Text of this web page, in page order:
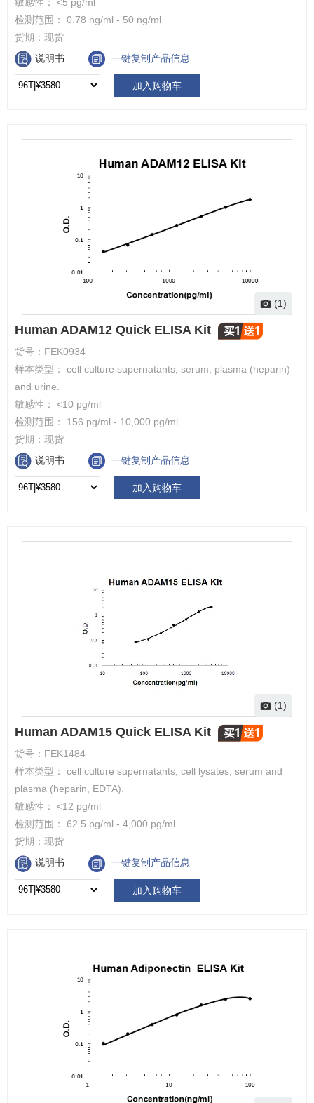
检测范围： 0.78 ng/ml - 50 ng/ml
货期： 现货
说明书
一键复制产品信息
加入购物车
(1)
Human ADAM12 Quick ELISA Kit
货号： FEK0934
样本类型： cell culture supernatants, serum, plasma (heparin)
and urine.
敏感性： <10 pg/ml
检测范围： 156 pg/ml - 10,000 pg/ml
货期： 现货
说明书
一键复制产品信息
加入购物车
(1)
Human ADAM15 Quick ELISA Kit
货号： FEK1484
样本类型： cell culture supernatants, cell lysates, serum and
plasma (heparin, EDTA).
敏感性： <12 pg/ml
检测范围： 62.5 pg/ml - 4,000 pg/ml
货期： 现货
说明书
一键复制产品信息
加入购物车